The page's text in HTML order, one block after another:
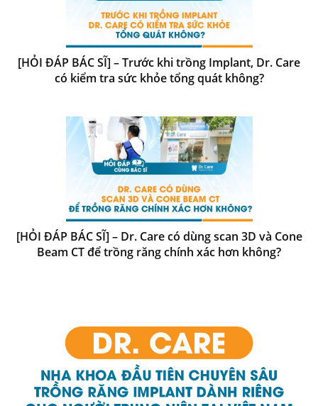
[HỎI ĐÁP BÁC SĨ] – Trước khi trồng Implant, Dr. Care
có kiểm tra sức khỏe tổng quát không?
[HỎI ĐÁP BÁC SĨ] – Dr. Care có dùng scan 3D và Cone
Beam CT để trồng răng chính xác hơn không?